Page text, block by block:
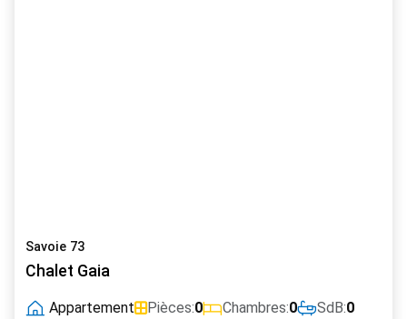
Savoie 73
Chalet Gaia
Appartement Pièces:0 Chambres:0 SdB:0